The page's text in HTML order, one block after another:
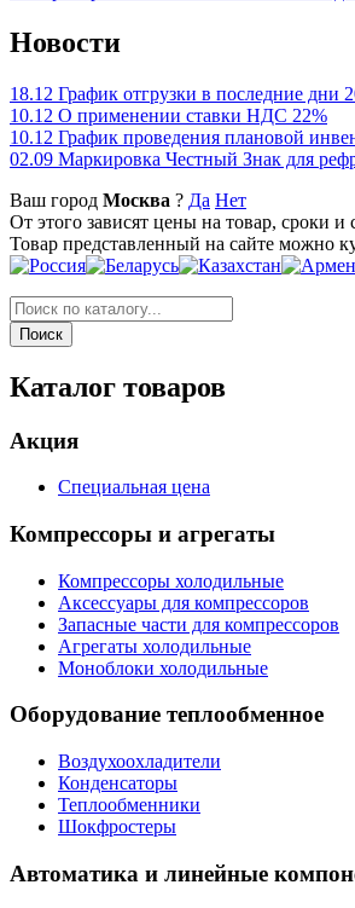
Новости
18.12 График отгрузки в последние дни
10.12 О применении ставки НДС 22%
10.12 График проведения плановой
02.09 Маркировка Честный Знак для
Ваш город Москва ? Да Нет
От этого зависят цены на товар, сроки и
Товар представленный на сайте можно
Каталог товаров
Акция
Специальная цена
Компрессоры и агрегаты
Компрессоры холодильные
Аксессуары для компрессоров
Запасные части для компрессоров
Агрегаты холодильные
Моноблоки холодильные
Оборудование теплообменное
Воздухоохладители
Конденсаторы
Теплообменники
Шокфростеры
Автоматика и линейные